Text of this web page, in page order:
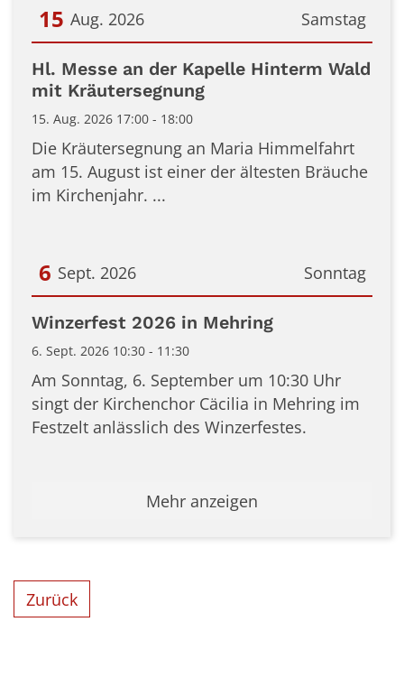
Samstag
15 Aug. 2026
Datum: 15. August 2026
Hl. Messe an der Kapelle Hinterm Wald
mit Kräutersegnung
15. Aug. 2026 17:00 - 18:00
Die Kräutersegnung an Maria Himmelfahrt
am 15. August ist einer der ältesten Bräuche
im Kirchenjahr. ...
Sonntag
6 Sept. 2026
Datum: 6. September 2026
Winzerfest 2026 in Mehring
6. Sept. 2026 10:30 - 11:30
Am Sonntag, 6. September um 10:30 Uhr
singt der Kirchenchor Cäcilia in Mehring im
Festzelt anlässlich des Winzerfestes.
Mehr anzeigen
Zurück